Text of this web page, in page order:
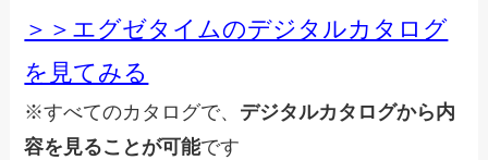
＞＞エグゼタイムのデジタルカタログ
を見てみる
※すべてのカタログで、 デジタルカタログから内
容を見ることが可能です